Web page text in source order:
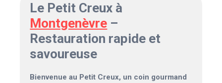
Le Petit Creux à
Montgenèvre –
Restauration rapide et
savoureuse
Bienvenue au Petit Creux, un coin gourmand